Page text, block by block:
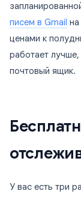
писем в Gmail
ценами к
работает
почтовый ящик.
У вас есть три